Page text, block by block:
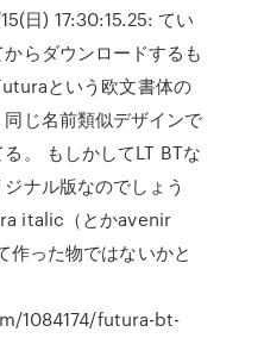
日) 17:30:15.25: てい
らダウンロードするも
という欧文書体の
じ名前類似デザインで
。 もしかしてLT BTな
ナル版なのでしょう
italic（とかavenir
った物ではないかと
1084174/futura-bt-